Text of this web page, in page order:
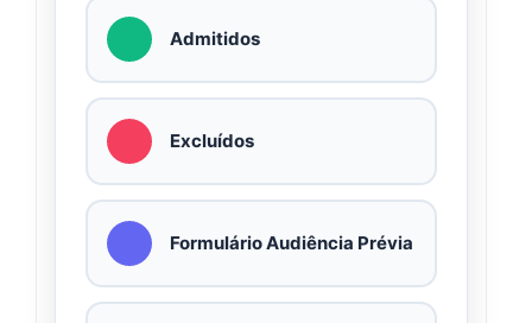
Admitidos
Excluídos
Formulário Audiência Prévia